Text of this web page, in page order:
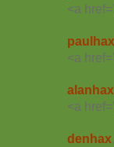
<a
paulhax
<a
alanhax
<a
denhax,